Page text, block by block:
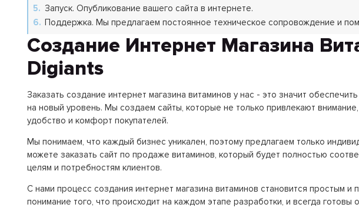
Запуск. Опубликование вашего сайта в интернете.
Поддержка. Мы предлагаем постоянное техническое сопровождение и
Создание Интернет Магазина
Digiants
Заказать создание интернет магазина витаминов у нас - это значит
на новый уровень. Мы создаем сайты, которые не только привлекают
удобство и комфорт покупателей.
Мы понимаем, что каждый бизнес уникален, поэтому предлагаем только
можете заказать сайт по продаже витаминов, который будет полностью
целям и потребностям клиентов.
С нами процесс создания интернет магазина витаминов становится простым
понимание того, что происходит на каждом этапе разработки, и всегда готовы